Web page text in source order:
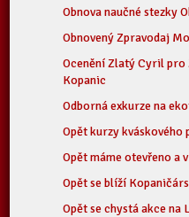
Obnova naučné stezky
Obnovený Zpravodaj
Ocenění Zlatý Cyril
Kopanic
Odborná exkurze na
Opět kurzy kváskového
Opět máme otevřeno a
Opět se blíží
Opět se chystá akce na